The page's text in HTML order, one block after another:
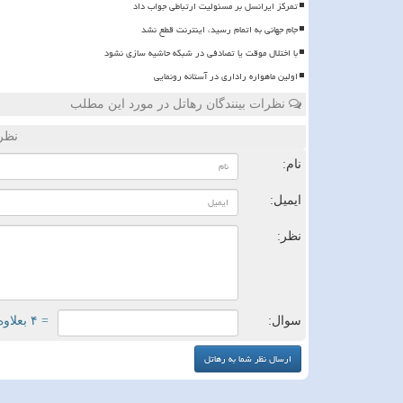
تمرکز ایرانسل بر مسئولیت ارتباطی جواب داد
️جام جهانی به اتمام رسید، اینترنت قطع نشد
با اختلال موقت یا تصادفی در شبکه حاشیه سازی نشود
اولین ماهواره راداری در آستانه رونمایی
نظرات بینندگان رهاتل در مورد این مطلب
نام:
ایمیل:
نظر:
سوال: = ۴ بعلاوه ۳